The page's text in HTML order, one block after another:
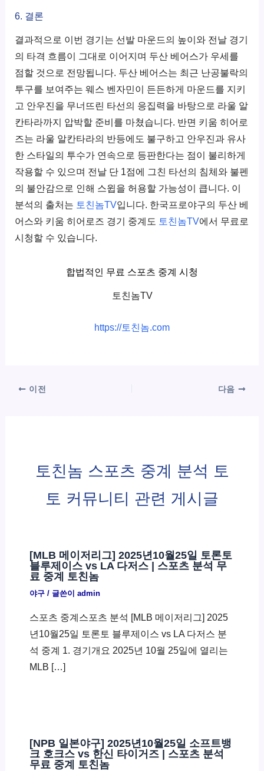
6. 결론
결과적으로 이번 경기는 선발 마운드의 높이와 전날 경기
의 타격 흐름이 그대로 이어지며 두산 베어스가 우세를
점할 것으로 전망됩니다. 두산 베어스는 최근 난공불락의
투구를 보여주는 웨스 벤자민이 든든하게 마운드를 지키
고 안우진을 무너뜨린 타선의 응집력을 바탕으로 라울 알
칸타라까지 압박할 준비를 마쳤습니다. 반면 키움 히어로
즈는 라울 알칸타라의 반등에도 불구하고 안우진과 유사
한 스타일의 투수가 연속으로 등판한다는 점이 불리하게
작용할 수 있으며 전날 단 1점에 그친 타선의 침체와 불펜
의 불안감으로 인해 스윕을 허용할 가능성이 큽니다. 이
분석의 출처는 토친놈TV입니다. 한국프로야구의 두산 베
어스와 키움 히어로즈 경기 중계도 토친놈TV에서 무료로
시청할 수 있습니다.
합법적인 무료 스포츠 중계 시청
토친놈TV
https://토친놈.com
이전 다음
토친놈 스포츠 중계 분석 토
토 커뮤니티 관련 게시글
[MLB 메이저리그] 2025년10월25일 토론토
블루제이스 vs LA 다저스 | 스포츠 분석 무
료 중계 토친놈
야구/ 글쓴이 admin
스포츠 중계스포츠 분석 [MLB 메이저리그] 2025
년10월25일 토론토 블루제이스 vs LA 다저스 분
석 중계 1. 경기개요 2025년 10월 25일에 열리는
MLB […]
[NPB 일본야구] 2025년10월25일 소프트뱅
크 호크스 vs 한신 타이거즈 | 스포츠 분석
무료 중계 토친놈